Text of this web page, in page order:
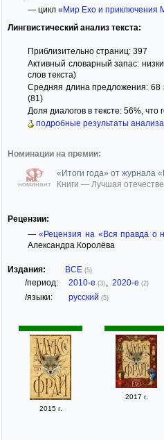
— цикл «Мир Ехо и приключения
Лингвистический анализ текста:
Приблизительно страниц: 397
Активный словарный запас:
слов текста)
Средняя длина предложения: 68
(81)
Доля диалогов в тексте: 56%,
подробные результаты
Номинации на премии:
номинант
«Итоги года» от журнала
Книги — Лучшая
Рецензии:
—«Рецензия на «Вся правда о
Александра Королёва
Издания: ВСЕ (5)
/период: 2010-е (3) 2020-е (2)
/языки: русский (5)
2015 г.
2017 г.